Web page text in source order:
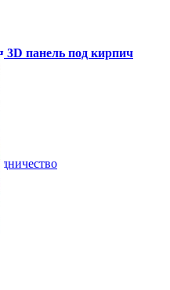
панель под кирпич